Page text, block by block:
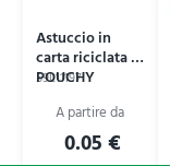
Astuccio in
carta riciclata -
POUCHY
59L11197
0.05 €